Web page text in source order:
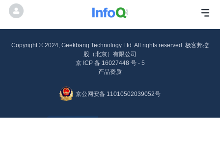
Copyright © 2024, Geekbang Technology Ltd. All rights reserved. 极客邦控
股（北京）有限公司
京 ICP 备 16027448 号 - 5
产品资质
京公网安备 11010502039052号